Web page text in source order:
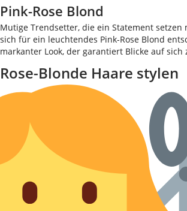
Pink-Rose Blond
Mutige Trendsetter, die ein Statement setzen
sich für ein leuchtendes Pink-Rose Blond
markanter Look, der garantiert Blicke auf sich
Rose-Blonde Haare stylen